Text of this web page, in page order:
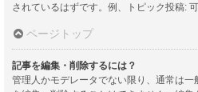
されているはずです。例、トピック投稿:
ページトップ
記事を編集・削除するには？
管理人かモデレータでない限り、通常は